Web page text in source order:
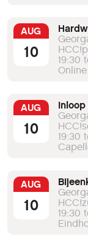
AUG
10
19:30
Online
AUG
10
19:30
AUG
10
19:30